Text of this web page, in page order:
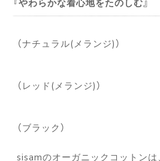
（ナチュラル(メランジ)）
（レッド(メランジ)）
（ブラック）
sisamのオーガニックコットンは